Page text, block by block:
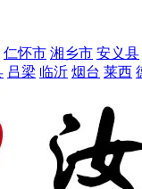
仁怀市 湘乡市 安义县
吕梁 临沂 烟台 莱西